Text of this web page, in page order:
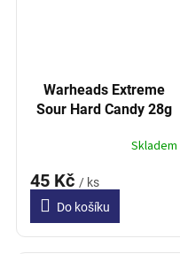
Warheads Extreme
Sour Hard Candy 28g
Skladem
45 Kč / ks
Do košíku